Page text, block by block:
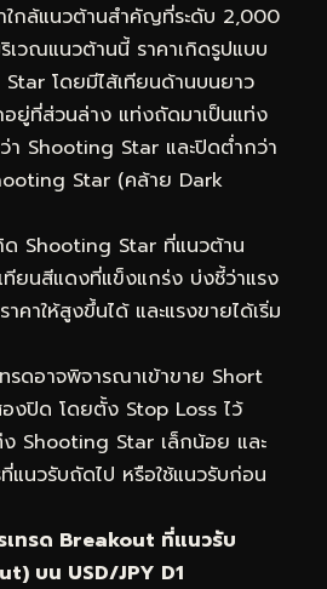
ใกล้แนวต้านสำคัญที่ระดับ 2,000
วณแนวต้านนี้ ราคาเกิดรูปแบบ
โดยมีไส้เทียนด้านบนยาว
อยู่ที่ส่วนล่าง แท่งถัดมาเป็นแท่ง
า Shooting Star และปิดต่ำกว่า
Star (คล้าย Dark
ด Shooting Star ที่แนวต้าน
ยนสีแดงที่แข็งแกร่ง บ่งชี้ว่าแรง
คาให้สูงขึ้นได้ และแรงขายได้เริ่ม
รดอาจพิจารณาเข้าขาย Short
งปิด โดยตั้ง Stop Loss ไว้
Shooting Star เล็กน้อย และ
แนวรับถัดไป หรือใช้แนวรับก่อน
เทรด Breakout ที่แนวรับ
บน USD/JPY D1